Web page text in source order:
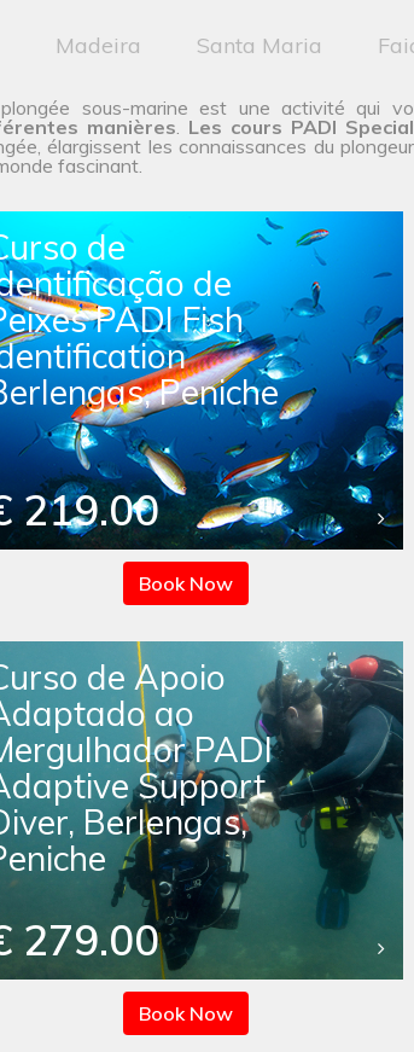
Madeira Santa Maria
sous-marine est une activité qui
manières. Les cours PADI
élargissent les connaissances du
fascinant.
de
de
PADI Fish
Peniche
219.00
Book Now
de Apoio
ao
PADI
Support
Berlengas,
279.00
Book Now